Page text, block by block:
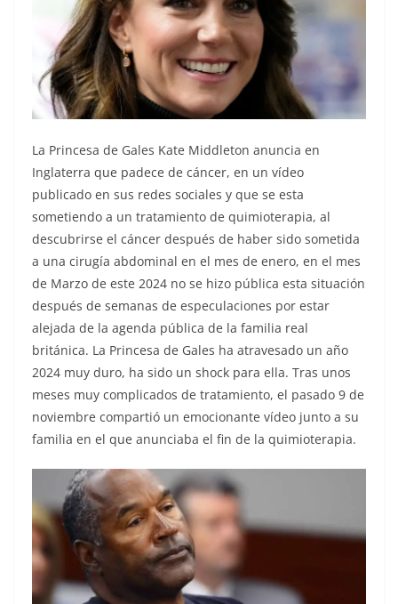
La Princesa de Gales Kate Middleton anuncia en
Inglaterra que padece de cáncer, en un vídeo
publicado en sus redes sociales y que se esta
sometiendo a un tratamiento de quimioterapia, al
descubrirse el cáncer después de haber sido sometida
a una cirugía abdominal en el mes de enero, en el mes
de Marzo de este 2024 no se hizo pública esta situación
después de semanas de especulaciones por estar
alejada de la agenda pública de la familia real
británica. La Princesa de Gales ha atravesado un año
2024 muy duro, ha sido un shock para ella. Tras unos
meses muy complicados de tratamiento, el pasado 9 de
noviembre compartió un emocionante vídeo junto a su
familia en el que anunciaba el fin de la quimioterapia.